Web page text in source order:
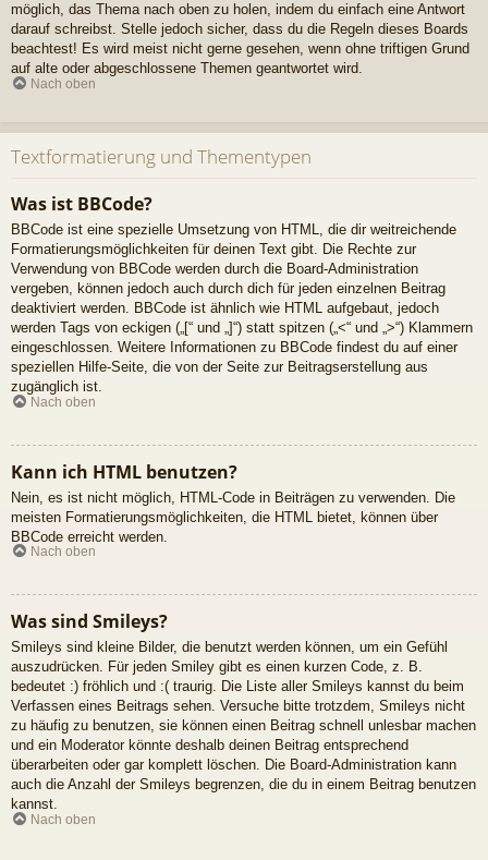
möglich, das Thema nach oben zu holen, indem du einfach eine Antwort
darauf schreibst. Stelle jedoch sicher, dass du die Regeln dieses Boards
beachtest! Es wird meist nicht gerne gesehen, wenn ohne triftigen Grund
auf alte oder abgeschlossene Themen geantwortet wird.
Nach oben
Textformatierung und Thementypen
Was ist BBCode?
BBCode ist eine spezielle Umsetzung von HTML, die dir weitreichende
Formatierungsmöglichkeiten für deinen Text gibt. Die Rechte zur
Verwendung von BBCode werden durch die Board-Administration
vergeben, können jedoch auch durch dich für jeden einzelnen Beitrag
deaktiviert werden. BBCode ist ähnlich wie HTML aufgebaut, jedoch
werden Tags von eckigen („[“ und „]“) statt spitzen („<“ und „>“) Klammern
eingeschlossen. Weitere Informationen zu BBCode findest du auf einer
speziellen Hilfe-Seite, die von der Seite zur Beitragserstellung aus
zugänglich ist.
Nach oben
Kann ich HTML benutzen?
Nein, es ist nicht möglich, HTML-Code in Beiträgen zu verwenden. Die
meisten Formatierungsmöglichkeiten, die HTML bietet, können über
BBCode erreicht werden.
Nach oben
Was sind Smileys?
Smileys sind kleine Bilder, die benutzt werden können, um ein Gefühl
auszudrücken. Für jeden Smiley gibt es einen kurzen Code, z. B.
bedeutet :) fröhlich und :( traurig. Die Liste aller Smileys kannst du beim
Verfassen eines Beitrags sehen. Versuche bitte trotzdem, Smileys nicht
zu häufig zu benutzen, sie können einen Beitrag schnell unlesbar machen
und ein Moderator könnte deshalb deinen Beitrag entsprechend
überarbeiten oder gar komplett löschen. Die Board-Administration kann
auch die Anzahl der Smileys begrenzen, die du in einem Beitrag benutzen
kannst.
Nach oben